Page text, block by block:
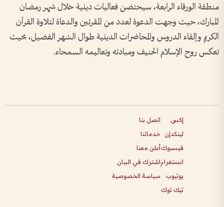
منطقة الورقاء الرابعة، سيحتضن فعاليات دينية خلال شهر رمضان
المبارك، حيث وجهت الدعوة لعدد من المقرئين والدعاة لتلاوة القرآن
الكريم وإلقاء الدروس والمحاضرات الدينية طوال الشهر الفضيل، بحيث
تعكس روح الإسلام الحنيف ومبادئه وتعاليمه السمحاء.
إكس
لينكدإن
فيسبوك
انستغرام
يوتيوب
تيك توك
اتصل بنا
خدماتنا
أعلن معنا
اشترك في البيان
سياسة الخصوصية